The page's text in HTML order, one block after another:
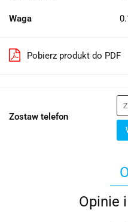
Waga
Pobierz produkt do PDF
Zostaw telefon
Opinie